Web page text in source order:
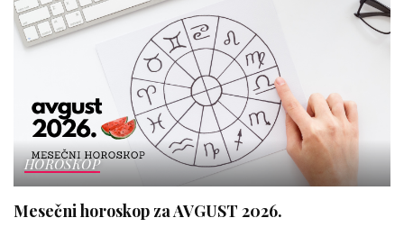
HOROSKOP
Mesečni horoskop za AVGUST 2026.